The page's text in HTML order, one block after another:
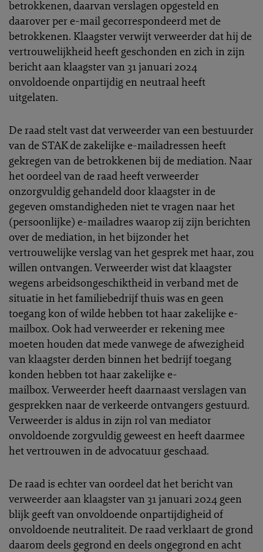
betrokkenen, daarvan verslagen opgesteld en
daarover per e-mail gecorrespondeerd met de
betrokkenen. Klaagster verwijt verweerder dat hij de
vertrouwelijkheid heeft geschonden en zich in zijn
bericht aan klaagster van 31 januari 2024
onvoldoende onpartijdig en neutraal heeft
uitgelaten.
De raad stelt vast dat verweerder van een bestuurder
van de STAK de zakelijke e-mailadressen heeft
gekregen van de betrokkenen bij de mediation. Naar
het oordeel van de raad heeft verweerder
onzorgvuldig gehandeld door klaagster in de
gegeven omstandigheden niet te vragen naar het
(persoonlijke) e-mailadres waarop zij zijn berichten
over de mediation, in het bijzonder het
vertrouwelijke verslag van het gesprek met haar, zou
willen ontvangen. Verweerder wist dat klaagster
wegens arbeidsongeschiktheid in verband met de
situatie in het familiebedrijf thuis was en geen
toegang kon of wilde hebben tot haar zakelijke e-
mailbox. Ook had verweerder er rekening mee
moeten houden dat mede vanwege de afwezigheid
van klaagster derden binnen het bedrijf toegang
konden hebben tot haar zakelijke e-
mailbox. Verweerder heeft daarnaast verslagen van
gesprekken naar de verkeerde ontvangers gestuurd.
Verweerder is aldus in zijn rol van mediator
onvoldoende zorgvuldig geweest en heeft daarmee
het vertrouwen in de advocatuur geschaad.
De raad is echter van oordeel dat het bericht van
verweerder aan klaagster van 31 januari 2024 geen
blijk geeft van onvoldoende onpartijdigheid of
onvoldoende neutraliteit. De raad verklaart de grond
daarom deels gegrond en deels ongegrond en acht